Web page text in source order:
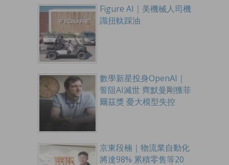
Figure AI｜美機械人司機
識扭軚踩油
數學新星投身OpenAI｜
誓阻AI滅世 齊默曼剛獲菲
爾茲獎 憂大模型失控
京東段楠｜物流業自動化
將達98% 累積零售等20